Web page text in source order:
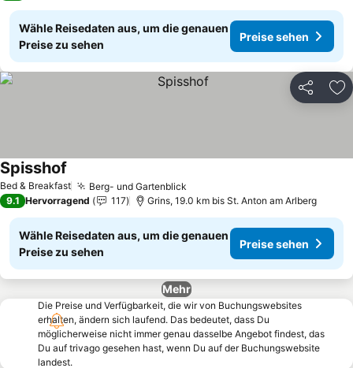
Wähle Reisedaten aus, um die genauen
Preise zu sehen
Preise sehen
Teilen
Bed & Breakfast Berg- und Gartenblick
Spisshof
9.1 Hervorragend 117 Grins, 19.0 km bis St. Anton am Arlberg
Wähle Reisedaten aus, um die genauen
Preise zu sehen
Preise sehen
Mehr
Die Preise und Verfügbarkeit, die wir von Buchungswebsites
erhalten, ändern sich laufend. Das bedeutet, dass Du
möglicherweise nicht immer genau dasselbe Angebot findest, das
Du auf trivago gesehen hast, wenn Du auf der Buchungswebsite
landest.